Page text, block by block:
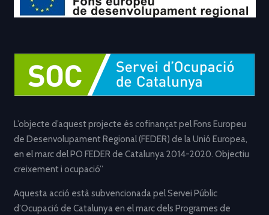
L’objecte d’aquest projecte és cofinançat pel Fons Europeu
de Desenvolupament Regional (FEDER) de la Unió Europea,
en el marc del PO FEDER de Catalunya 2014-2020. Objectiu
creixement i ocupació”
Aquesta acció està subvencionada pel Servei Públic
d’Ocupació de Catalunya en el marc dels Programes de